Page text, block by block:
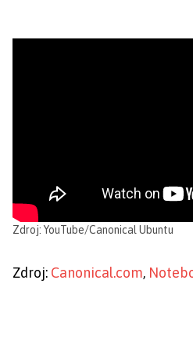
Zdroj: YouTube/Canonical Ubuntu
Zdroj: Canonical.com,